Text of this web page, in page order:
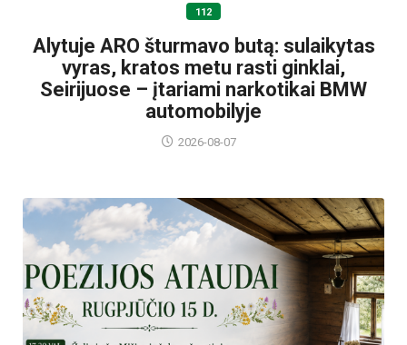
112
Alytuje ARO šturmavo butą: sulaikytas
vyras, kratos metu rasti ginklai,
Seirijuose – įtariami narkotikai BMW
automobilyje
2026-08-07